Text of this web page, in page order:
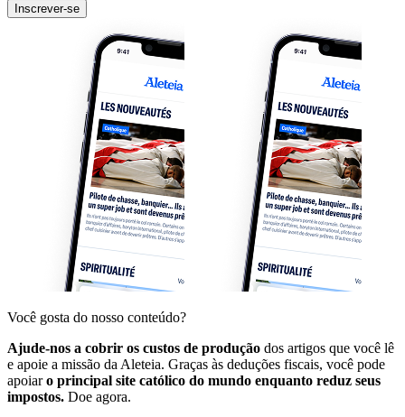
Inscrever-se
Você gosta do nosso conteúdo?
Ajude-nos a cobrir os custos de produção dos artigos que você lê
e apoie a missão da Aleteia. Graças às deduções fiscais, você pode
apoiaro principal site católico do mundo enquanto reduz seus
impostos. Doe agora.